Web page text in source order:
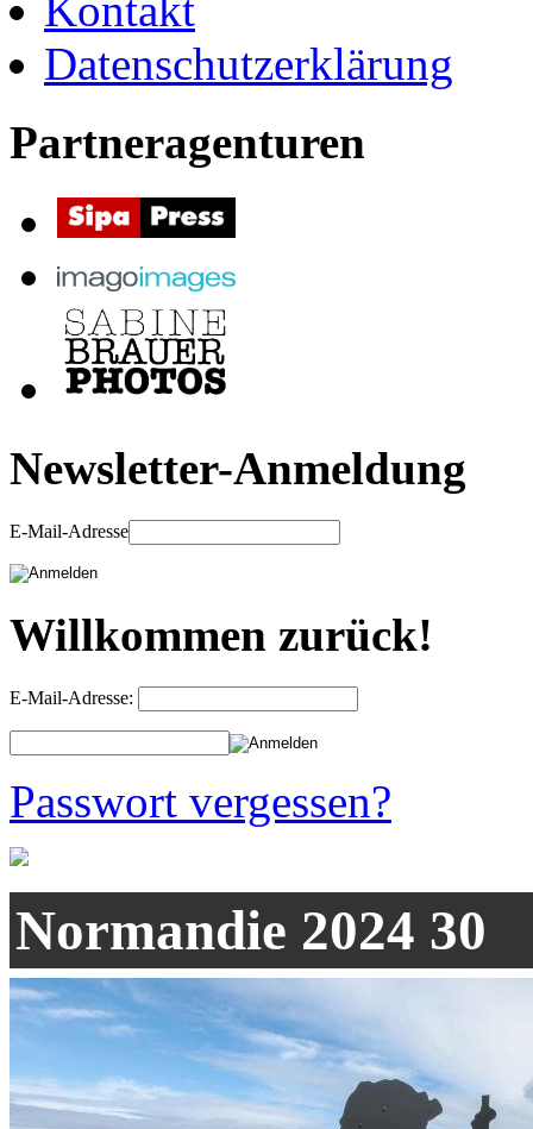
Kontakt
Datenschutzerklärung
Partneragenturen
Newsletter-Anmeldung
E-Mail-Adresse
Willkommen zurück!
E-Mail-Adresse:
Passwort vergessen?
Normandie 2024 30